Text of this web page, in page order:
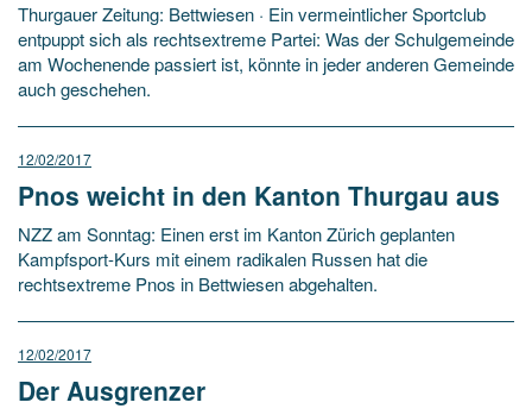
Thurgauer Zeitung: Bettwiesen · Ein vermeintlicher Sportclub
entpuppt sich als rechtsextreme Partei: Was der Schulgemeinde
am Wochenende passiert ist, könnte in jeder anderen Gemeinde
auch geschehen.
12/02/2017
Pnos weicht in den Kanton Thurgau aus
NZZ am Sonntag: Einen erst im Kanton Zürich geplanten
Kampfsport-Kurs mit einem radikalen Russen hat die
rechtsextreme Pnos in Bettwiesen abgehalten.
12/02/2017
Der Ausgrenzer